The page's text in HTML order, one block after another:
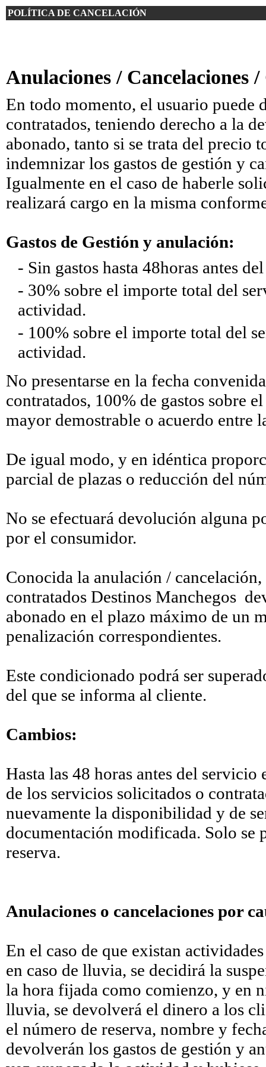
POLÍTICA DE CANCELACIÓN
Anulaciones / Cancelaciones
En todo momento, el usuario puede
contratados, teniendo derecho a la
abonado, tanto si se trata del precio
indemnizar los gastos de gestión y
Igualmente en el caso de haberle
realizará cargo en la misma
Gastos de Gestión y anulación:
- Sin gastos hasta 48horas antes
- 30% sobre el importe total del
actividad.
- 100% sobre el importe total del
actividad.
No presentarse en la fecha
contratados, 100% de gastos sobre
mayor demostrable o acuerdo entre
De igual modo, y en idéntica
parcial de plazas o reducción del
No se efectuará devolución alguna
por el consumidor.
Conocida la anulación /
contratados Destinos Manchegos
abonado en el plazo máximo de un
penalización correspondientes.
Este condicionado podrá ser
del que se informa al cliente.
Cambios:
Hasta las 48 horas antes del
de los servicios solicitados o
nuevamente la disponibilidad y de
documentación modificada. Solo se
reserva.
Anulaciones o cancelaciones por
En el caso de que existan
en caso de lluvia, se decidirá la
la hora fijada como comienzo, y en
lluvia, se devolverá el dinero a los
el número de reserva, nombre y
devolverán los gastos de gestión y